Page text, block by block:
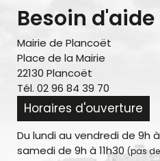
Besoin d'aide
Mairie de Plancoët
Place de la Mairie
22130 Plancoët
Tél. 02 96 84 39 70
Horaires d'ouverture
Du lundi au vendredi de 9h
samedi de 9h à 11h30 (pas